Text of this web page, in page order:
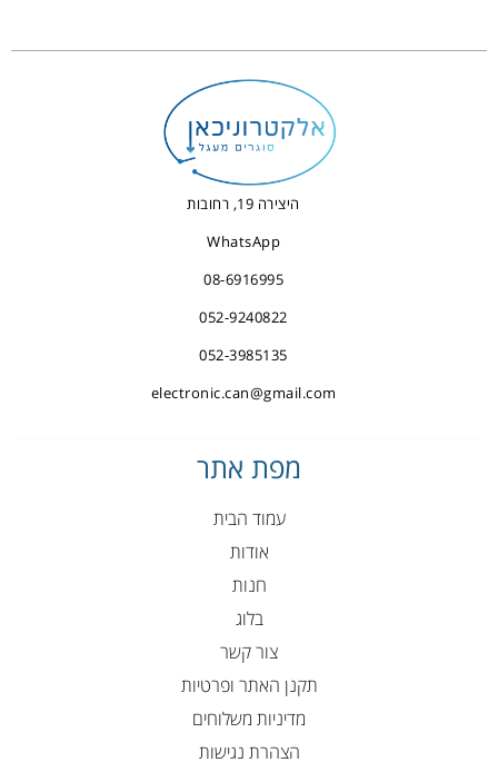
היצירה 19, רחובות
WhatsApp
08-6916995
052-9240822
052-3985135
electronic.can@gmail.com
מפת אתר
עמוד הבית
אודות
חנות
בלוג
צור קשר
תקנן האתר ופרטיות
מדיניות משלוחים
הצהרת נגישות